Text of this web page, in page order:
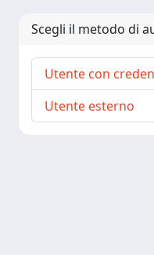
Scegli il metodo di
Utente con
Utente esterno